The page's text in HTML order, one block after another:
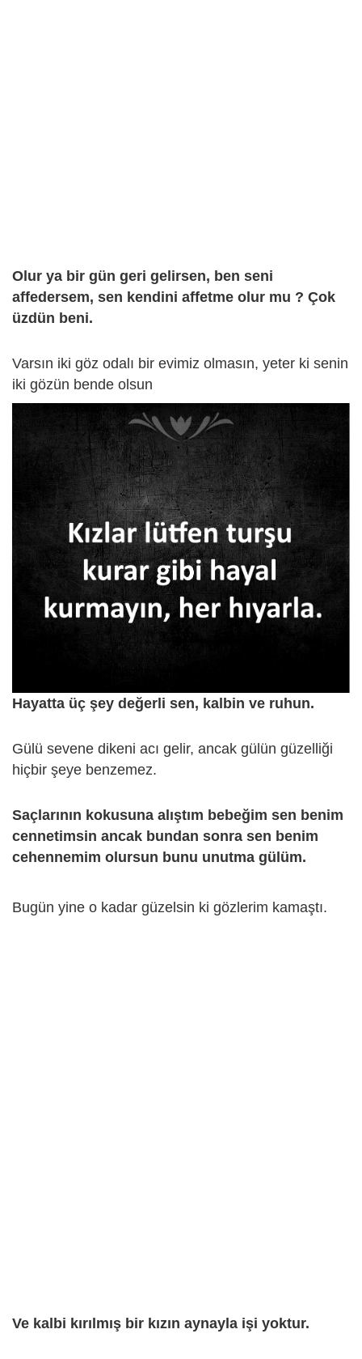
Olur ya bir gün geri gelirsen, ben seni
affedersem, sen kendini affetme olur mu ? Çok
üzdün beni.
Varsın iki göz odalı bir evimiz olmasın, yeter ki senin
iki gözün bende olsun
Hayatta üç şey değerli sen, kalbin ve ruhun.
Gülü sevene dikeni acı gelir, ancak gülün güzelliği
hiçbir şeye benzemez.
Saçlarının kokusuna alıştım bebeğim sen benim
cennetimsin ancak bundan sonra sen benim
cehennemim olursun bunu unutma gülüm.
Bugün yine o kadar güzelsin ki gözlerim kamaştı.
Ve kalbi kırılmış bir kızın aynayla işi yoktur.